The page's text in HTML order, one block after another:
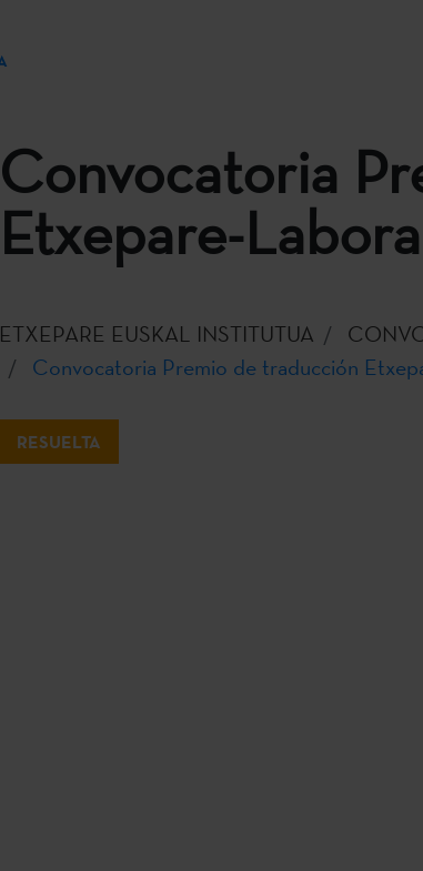
Convocatoria
Etxepare-
ETXEPARE EUSKAL INSTITUTUA
Convocatoria Premio de traducción
RESUELTA